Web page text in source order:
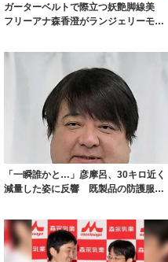
ガーターベルトで際立つ妖艶脚線美
フリーアナ森香澄がランジェリーモデ
「一瞬誰かと…」彦摩呂、30キロ近く
減量した姿に反響 既製品の防護服が